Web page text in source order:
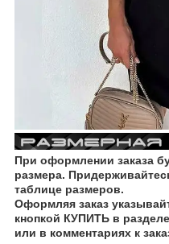
При оформлении заказа
размера.
таблице размеров.
Оформляя заказ
кнопкой КУПИТЬ в
или в комментариях к